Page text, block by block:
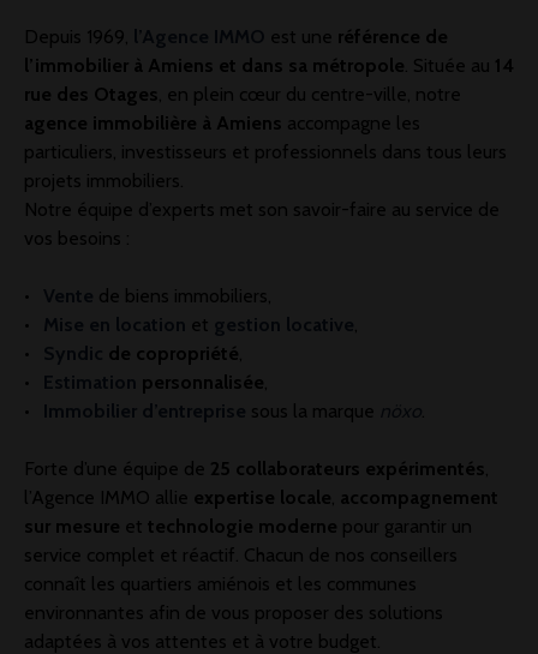
Depuis 1969, est une référence de
l’immobilier à Amiens et dans sa métropole. Située au 14
rue des Otages, en plein cœur du centre-ville, notre
agence immobilière à Amiens accompagne les
particuliers, investisseurs et professionnels dans tous leurs
projets immobiliers.
Notre équipe d’experts met son savoir-faire au service de
vos besoins :
de biens immobiliers,
et
,
de copropriété,
personnalisée,
sous la marque .
Forte d’une équipe de 25 collaborateurs expérimentés,
l’Agence IMMO allie expertise locale, accompagnement
sur mesure et technologie moderne pour garantir un
service complet et réactif. Chacun de nos conseillers
connaît les quartiers amiénois et les communes
environnantes afin de vous proposer des solutions
adaptées à vos attentes et à votre budget.